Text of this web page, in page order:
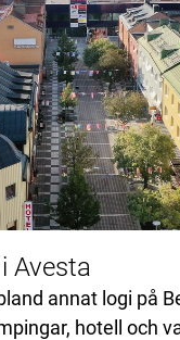
Avesta
annat logi på
hotell och